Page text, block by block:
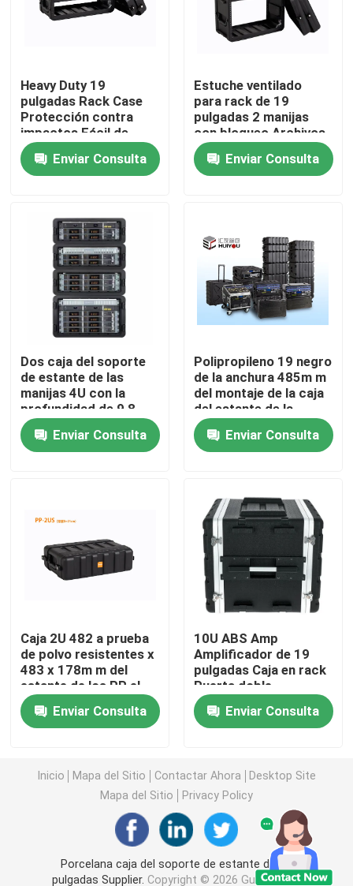
Productos
Vídeos
Sobre nosotros
Viaje de la fábrica
Control de calidad
Contacto los E.E.U.U.
Noticias
Caja del estante de la guitarra
Caja baja del estante
caja del soporte de estante
Caja del estante de 19 pulgadas
estuche rígido de la guitarra
Estuche rígido del ukelele
Caja del teclado de piano
Heavy Duty 19
pulgadas Rack Case
Protección contra
impactos Fácil de
transportar
Enviar Consulta
Estuche ventilado
para rack de 19
pulgadas 2 manijas
con bloqueo Archivos
de racks poco
profundosEnviar Consulta
Dos caja del soporte
de estante de las
manijas 4U con la
profundidad de 9,8
pulgadas que cierra el
cierreEnviar Consulta
Polipropileno 19 negro
de la anchura 485m m
del montaje de la caja
del estante de la
pulgada
Enviar Consulta
Caja 2U 482 a prueba
de polvo resistentes x
483 x 178m m del
estante de los PP el
19in
Enviar Consulta
10U ABS Amp
Amplificador de 19
pulgadas Caja en rack
Puerta doble
Enviar Consulta
Inicio Mapa del Sitio Contactar Ahora
Desktop Site
Mapa del Sitio
Privacy Policy
Porcelana caja del soporte de estante de 19
pulgadas Supplier. Copyright © 2026 Guangzhou